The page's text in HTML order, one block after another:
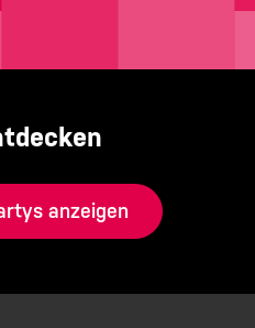
anzeigen